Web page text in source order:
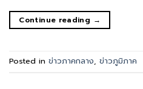
Continue reading →
Posted in ข่าวภาคกลาง, ข่าวภูมิภาค